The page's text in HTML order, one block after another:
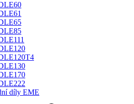
díly EME